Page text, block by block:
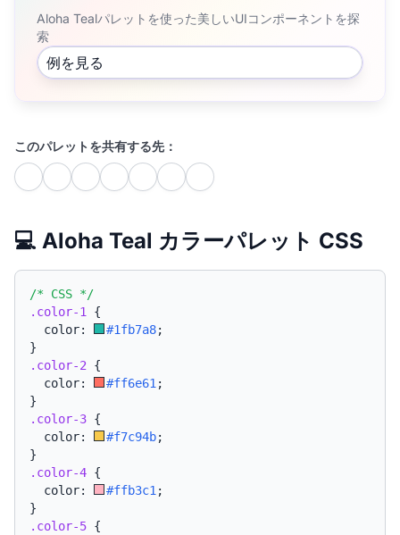
Aloha Tealパレットを使った美しいUIコンポーネントを探
索
例を見る
このパレットを共有する先：
💻 Aloha Teal カラーパレット CSS
/* CSS */
.color-1
{
  color:
#1fb7a8;
}
.color-2 {
  color:
#ff6e61 ;
}
.color-3 {
  color:
#f7c94b;
}
.color-4 {
  color:
#ffb3c1 ;
}
.color-5 {